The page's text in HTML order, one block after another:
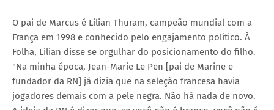
O pai de Marcus é Lilian Thuram, campeão mundial com a
França em 1998 e conhecido pelo engajamento político. À
Folha, Lilian disse se orgulhar do posicionamento do filho.
"Na minha época, Jean-Marie Le Pen [pai de Marine e
fundador da RN] já dizia que na seleção francesa havia
jogadores demais com a pele negra. Não há nada de novo.